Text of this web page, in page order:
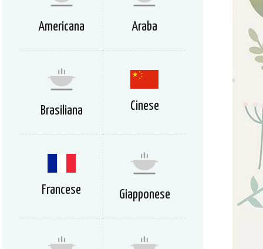
Americana Araba
Brasiliana Cinese
Francese Giapponese